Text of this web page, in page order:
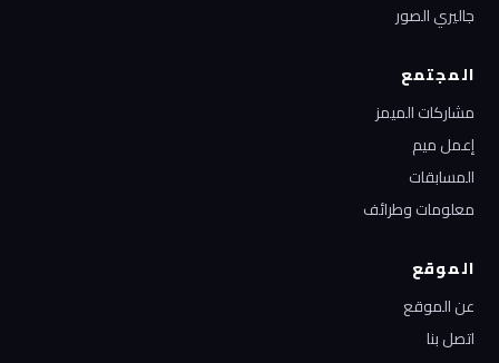
جاليري الصور
المجتمع
مشاركات الميمز
إعمل ميم
المسابقات
معلومات وطرائف
الموقع
عن الموقع
اتصل بنا